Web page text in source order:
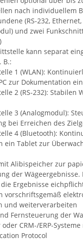
nach individuellem
(RS-232,
und zwei
kann separat
B.:
1 (WLAN):
zur Dokumentation
2 (RS-232): Stabilen
3 (Analogmodul):
bei Erreichen des
4 (Bluetooth):
ein Tablet zur
Alibispeicher zur
der Wägeergebnisse.
Ergebnisse
vorschriftsgemäß
und weiterverarbeiten
Fernsteuerung der
CRM-/ERP-
Protocol